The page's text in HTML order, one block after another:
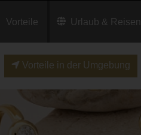
Vorteile Urlaub & Reisen
Vorteile in der Umgebung